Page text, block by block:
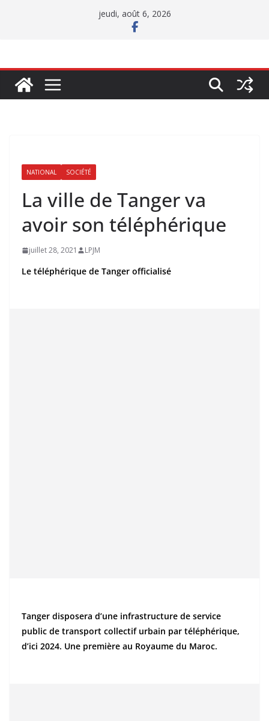
jeudi, août 6, 2026
NATIONAL SOCIÉTÉ
La ville de Tanger va
avoir son téléphérique
juillet 28, 2021 LPJM
Le téléphérique de Tanger officialisé
Tanger disposera d’une infrastructure de service
public de transport collectif urbain par téléphérique,
d’ici 2024. Une première au Royaume du Maroc.